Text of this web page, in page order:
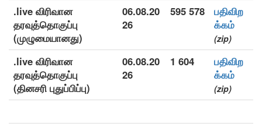
.live விரிவான
தரவுத்தொகுப்பு
(முழுமையானது)
06.08.20
26
595 578
பதிவிற
க்கம்
(zip)
.live விரிவான
தரவுத்தொகுப்பு
(தினசரி புதுப்பிப்பு)
06.08.20
26
1 604
பதிவிற
க்கம்
(zip)